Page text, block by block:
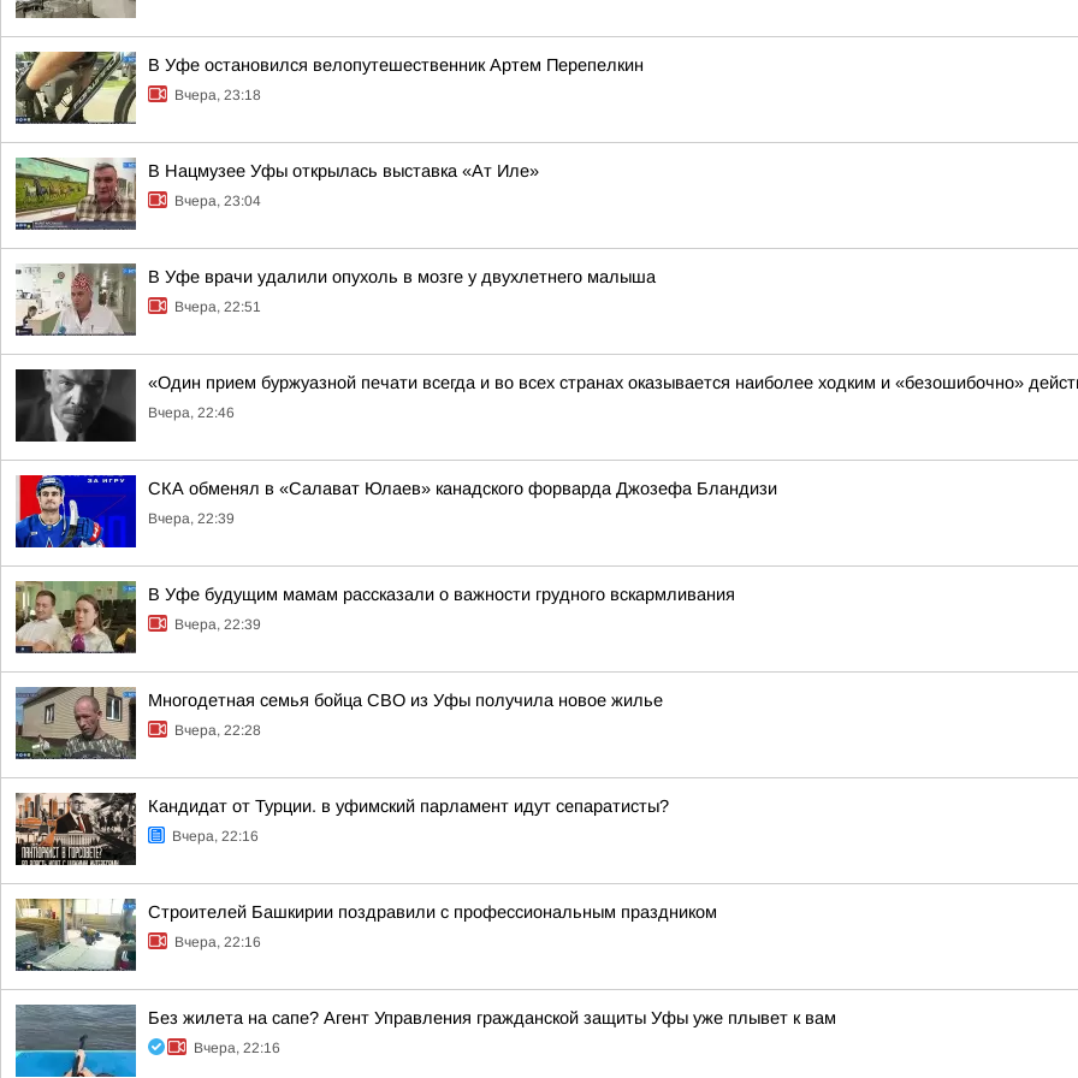
В Уфе остановился велопутешественник Артем Перепелкин
Вчера, 23:18
В Нацмузее Уфы открылась выставка «Ат Иле»
Вчера, 23:04
В Уфе врачи удалили опухоль в мозге у двухлетнего малыша
Вчера, 22:51
«Один прием буржуазной печати всегда и во всех странах оказывается наиболее ходким и «безошибочно»
Вчера, 22:46
СКА обменял в «Салават Юлаев» канадского форварда Джозефа Бландизи
Вчера, 22:39
В Уфе будущим мамам рассказали о важности грудного вскармливания
Вчера, 22:39
Многодетная семья бойца СВО из Уфы получила новое жилье
Вчера, 22:28
Кандидат от Турции. в уфимский парламент идут сепаратисты?
Вчера, 22:16
Строителей Башкирии поздравили с профессиональным праздником
Вчера, 22:16
Без жилета на сапе? Агент Управления гражданской защиты Уфы уже плывет к вам
Вчера, 22:16